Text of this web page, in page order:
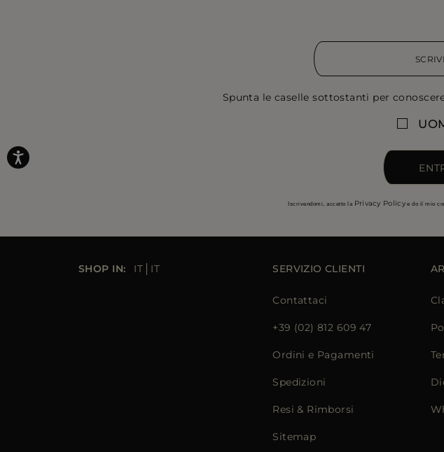
Spunta le caselle sottostanti per
Iscrivendomi, accetto la Privacy Policye do il mio
SHOP IN: IT IT SERVIZIO CLIENTI
Contattaci
+39 (02) 812 609 47
Ordini e Pagamenti
Spedizioni
Resi & Rimborsi
Sitemap